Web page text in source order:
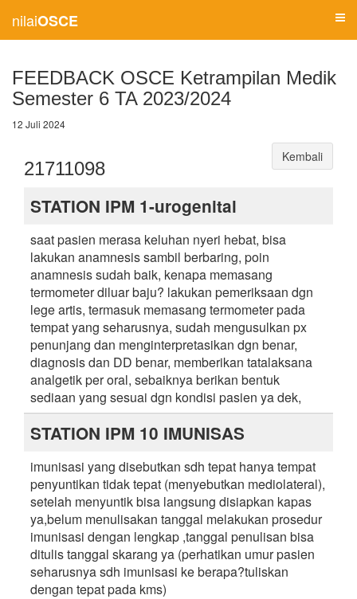
nilaiOSCE
FEEDBACK OSCE Ketrampilan Medik
Semester 6 TA 2023/2024
12 Juli 2024
21711098
Kembali
STATION IPM 1-urogenital
saat pasien merasa keluhan nyeri hebat, bisa
lakukan anamnesis sambil berbaring, poin
anamnesis sudah baik, kenapa memasang
termometer diluar baju? lakukan pemeriksaan dgn
lege artis, termasuk memasang termometer pada
tempat yang seharusnya, sudah mengusulkan px
penunjang dan menginterpretasikan dgn benar,
diagnosis dan DD benar, memberikan tatalaksana
analgetik per oral, sebaiknya berikan bentuk
sediaan yang sesuai dgn kondisi pasien ya dek,
STATION IPM 10 IMUNISAS
imunisasi yang disebutkan sdh tepat hanya tempat
penyuntikan tidak tepat (menyebutkan mediolateral),
setelah menyuntik bisa langsung disiapkan kapas
ya,belum menulisakan tanggal melakukan prosedur
imunisasi dengan lengkap ,tanggal penulisan bisa
ditulis tanggal skarang ya (perhatikan umur pasien
seharusnya sdh imunisasi ke berapa?tuliskan
dengan tepat pada kms)